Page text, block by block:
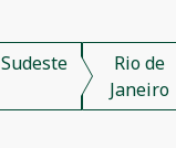
Sudeste
Rio de
Janeiro